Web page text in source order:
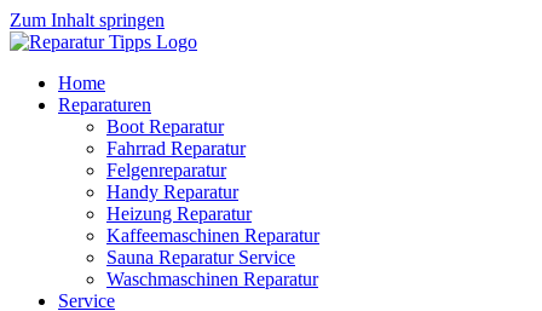
Zum Inhalt springen
Home
Reparaturen
Boot Reparatur
Fahrrad Reparatur
Felgenreparatur
Handy Reparatur
Heizung Reparatur
Kaffeemaschinen Reparatur
Sauna Reparatur Service
Waschmaschinen Reparatur
Service